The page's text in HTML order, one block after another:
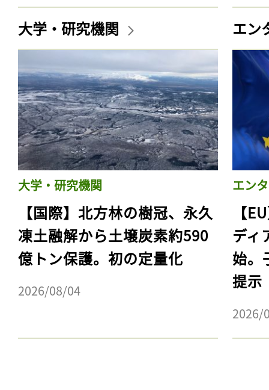
大学・研究機関
大学・研究機関
【国際】北方林の樹冠、永久
凍土融解から土壌炭素約590
億トン保護。初の定量化
2026/08/04
エン
エン
【
ディ
始。
提示
2026/